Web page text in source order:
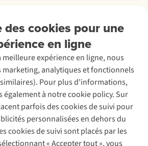
des cookies pour une
en ligne
expérience en ligne, nous
marketing, analytiques et fonctionnels
Pour plus d'informations,
également à notre cookie policy. Sur
parfois des cookies de suivi pour
personnalisées en dehors du
cookies de suivi sont placés par les
« Accepter tout », vous
d’hiver
Suivez-nous